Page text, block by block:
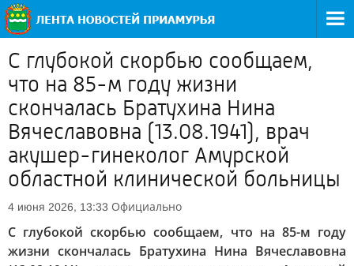
С глубокой скорбью сообщаем,
что на 85-м году жизни
скончалась Братухина Нина
Вячеславовна (13.08.1941), врач
акушер-гинеколог Амурской
областной клинической больницы
4 июня 2026, 13:33 Официально
С глубокой скорбью сообщаем, что на 85-м году
жизни скончалась Братухина Нина Вячеславовна